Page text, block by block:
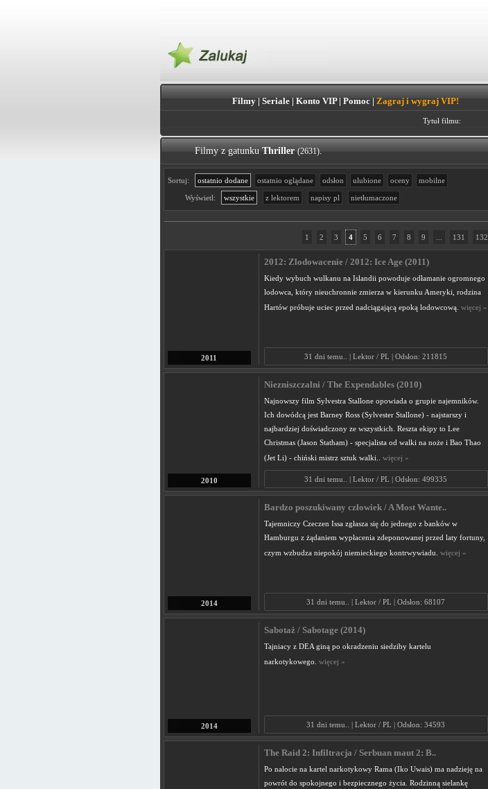
Filmy| Seriale| Konto VIP| Pomoc| Zagraj i wygraj VIP!
Tytuł filmu:
Filmy z gatunkuThriller (2631).
Sortuj: ostatnio dodane ostatnio oglądane odsłon ulubione oceny mobilne
Wyświetl: wszystkie z lektorem napisy pl nietłumaczone
1 2 3 4 5 6 7 8 9 131 132
2011
2012: Zlodowacenie / 2012: Ice Age (2011)
Kiedy wybuch wulkanu na Islandii powoduje odłamanie ogromnego
lodowca, który nieuchronnie zmierza w kierunku Ameryki, rodzina
Hartów próbuje uciec przed nadciągającą epoką lodowcową. więcej »
31 dni temu.. | Lektor / PL | Odsłon: 211815
2010
Niezniszczalni / The Expendables (2010)
Najnowszy film Sylvestra Stallone opowiada o grupie najemników.
Ich dowódcą jest Barney Ross (Sylvester Stallone) - najstarszy i
najbardziej doświadczony ze wszystkich. Reszta ekipy to Lee
Christmas (Jason Statham) - specjalista od walki na noże i Bao Thao
(Jet Li) - chiński mistrz sztuk walki.. więcej »
31 dni temu.. | Lektor / PL | Odsłon: 499335
2014
Bardzo poszukiwany człowiek / A Most Wante..
Tajemniczy Czeczen Issa zgłasza się do jednego z banków w
Hamburgu z żądaniem wypłacenia zdeponowanej przed laty fortuny,
czym wzbudza niepokój niemieckiego kontrwywiadu. więcej »
31 dni temu.. | Lektor / PL | Odsłon: 68107
2014
Sabotaż / Sabotage (2014)
Tajniacy z DEA giną po okradzeniu siedziby kartelu
narkotykowego. więcej »
31 dni temu.. | Lektor / PL | Odsłon: 34593
The Raid 2: Infiltracja / Serbuan maut 2: B..
Po nalocie na kartel narkotykowy Rama (Iko Uwais) ma nadzieję na
powrót do spokojnego i bezpiecznego życia. Rodzinną sielankę